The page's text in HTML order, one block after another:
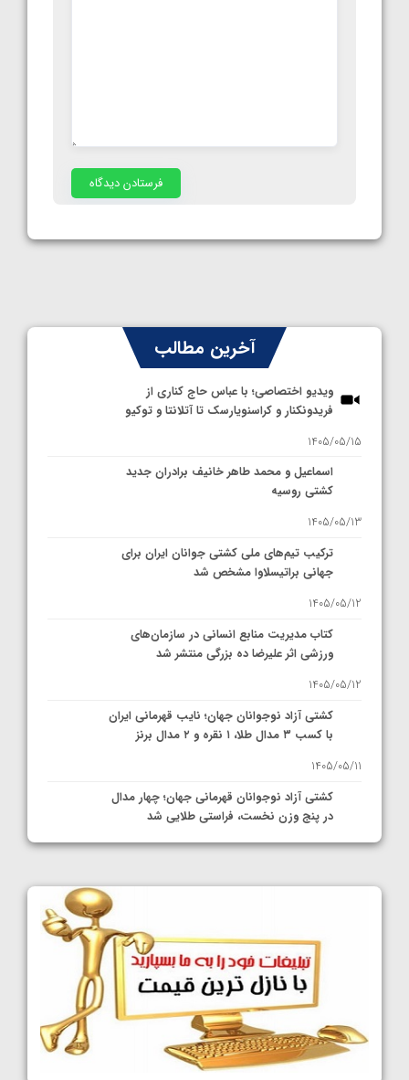
آخرین مطالب
ویدیو اختصاصی؛ با عباس حاج کناری از
فریدونکنار و کراسنویارسک تا آتلانتا و توکیو
1405/05/15
اسماعیل و محمد طاهر خانیف برادران جدید
کشتی روسیه
1405/05/13
ترکیب تیم‌های ملی کشتی جوانان ایران برای
جهانی براتیسلاوا مشخص شد
1405/05/12
کتاب مدیریت منابع انسانی در سازمان‌های
ورزشی اثر علیرضا ده بزرگی منتشر شد
1405/05/12
کشتی آزاد نوجوانان جهان؛ نایب قهرمانی ایران
با کسب ۳ مدال طلا، ۱ نقره و ۲ مدال برنز
1405/05/11
کشتی آزاد نوجوانان قهرمانی جهان؛ چهار مدال
در پنج وزن نخست، فراستی طلایی شد
1405/05/11
کشتی آزاد نوجوانان جهان؛ رقبای نمایندگان
ایران مشخص شدند
1405/05/08
کشتی فرنگی نوجوانان جهان؛ سکوی تیمی
سوم برای ایران